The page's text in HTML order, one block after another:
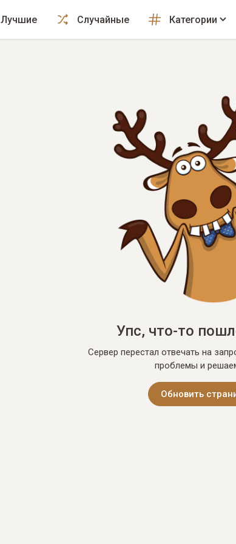
Лучшие Случайные Категории
Упс, что-то
Сервер перестал отвечать на
проблемы и
Обновить